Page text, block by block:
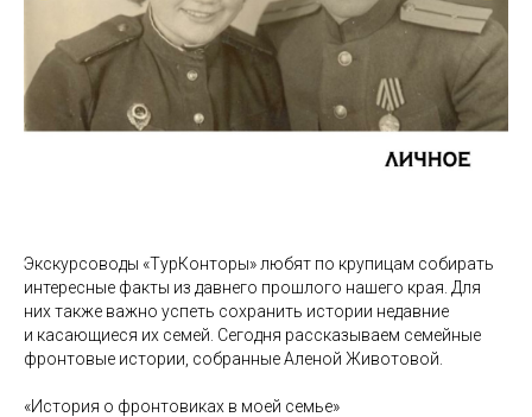
Экскурсоводы «ТурКонторы» любят по крупицам собирать
интересные факты из давнего прошлого нашего края. Для
них также важно успеть сохранить истории недавние
и касающиеся их семей. Сегодня рассказываем семейные
фронтовые истории, собранные Аленой Животовой.
«История о фронтовиках в моей семье»